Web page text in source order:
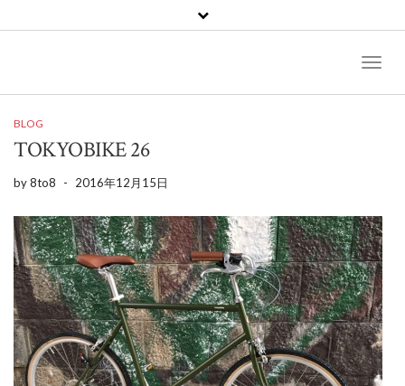
BLOG
TOKYOBIKE 26
by8to8 - 2016年12月15日